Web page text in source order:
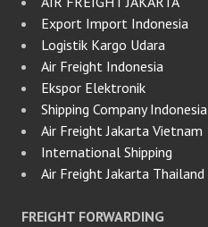
Export Import Indonesia
Logistik Kargo Udara
Air Freight Indonesia
Ekspor Elektronik
Shipping Company Indonesia
Air Freight Jakarta Vietnam
International Shipping
Air Freight Jakarta Thailand
FREIGHT FORWARDING